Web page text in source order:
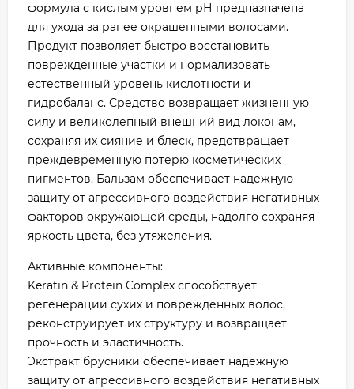
формула с кислым уровнем рН предназначена
для ухода за ранее окрашенными волосами.
Продукт позволяет быстро восстановить
поврежденные участки и нормализовать
естественный уровень кислотности и
гидробаланс. Средство возвращает жизненную
силу и великолепный внешний вид локонам,
сохраняя их сияние и блеск, предотвращает
преждевременную потерю косметических
пигментов. Бальзам обеспечивает надежную
защиту от агрессивного воздействия негативных
факторов окружающей среды, надолго сохраняя
яркость цвета, без утяжеления.
Активные компоненты:
Keratin & Protein Complex способствует
регенерации сухих и поврежденных волос,
реконструирует их структуру и возвращает
прочность и эластичность.
Экстракт брусники обеспечивает надежную
защиту от агрессивного воздействия негативных